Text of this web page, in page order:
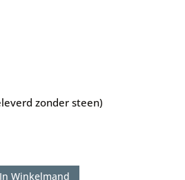
zonder steen)
In Winkelmand